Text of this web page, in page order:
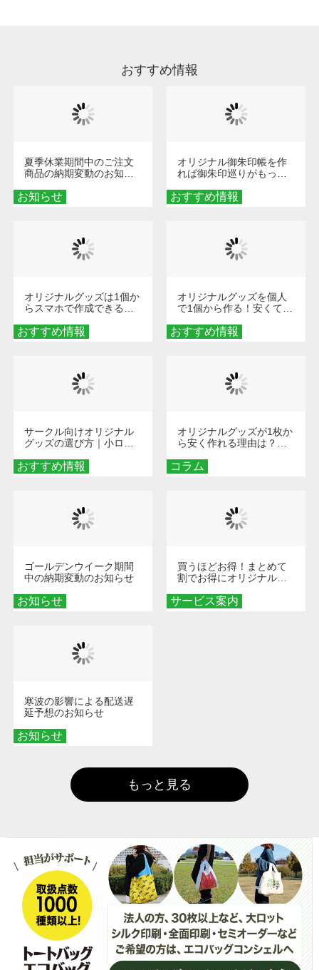
おすすめ情報
お知らせ
夏季休業期間中のご注文
商品の納期変動のお知ら
おすすめ情報
オリジナル御朱印帳を作
れば御朱印巡りがもっと
ダーメイドする魅力と選
び方
おすすめ情報
オリジナルグッズは1個か
らスマホで作成できる！
くなる巾着＆ポーチ活用
術
おすすめ情報
オリジナルグッズを個人
で1個から作る！安くて簡
秘訣
おすすめ情報
サークル向けオリジナル
グッズの選び方｜小ロッ
める秘訣
コラム
オリジナルグッズが1枚か
ら安く作れる理由は？オ
とメリットを解説
お知らせ
ゴールデンウイーク期間
中の納期変動のお知らせ
サービス案内
買うほどお得！まとめて
割でお得にオリジナルグ
お知らせ
寒波の影響による配送遅
延予想のお知らせ
もっと見る